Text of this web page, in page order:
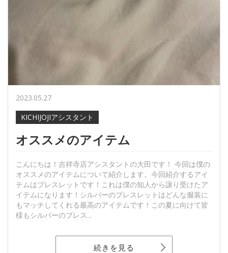
2023.05.27
KICHIJOJIアシスタント
オススメのアイテム
こんにちは！吉祥寺店アシスタントの大田です！ 今回は僕の
オススメのアイテムについて紹介します。今回紹介するアイ
テムはブレスレットです！これは僕の知人から譲り受けたア
イテムになります！シルバーのブレスレットはどんな服装に
もマッチしてくれる最高のアイテムです！この夏に向けて皆
様もシルバーのブレス...
続きを見る